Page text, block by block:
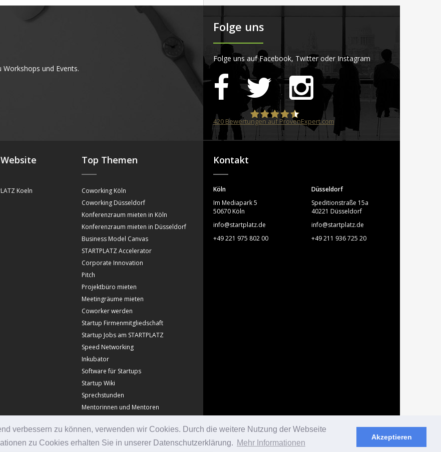
verbessern zu können, verwenden wir Cookies. Durch die weitere Nutzung der Webseite
zu Cookies erhalten Sie in unserer Datenschutzerklärung. Mehr Informationen
Akzeptieren
und Events.
Folge uns
Folge uns auf Facebook, Twitter oder Instagram
STARTPLATZ
420Bewertungen auf ProvenExpert.com
Koeln
Top Themen
Coworking Köln
Coworking Düsseldorf
Konferenzraum mieten in Köln
Konferenzraum mieten in Düsseldorf
Business Model Canvas
STARTPLATZ Accelerator
Corporate Innovation
Pitch
Projektbüro mieten
Meetingräume mieten
Coworker werden
Startup Firmenmitgliedschaft
Startup Jobs am STARTPLATZ
Speed Networking
Inkubator
Software für Startups
Startup Wiki
Sprechstunden
Mentorinnen und Mentoren
Kontakt
Köln
Im Mediapark 5
50670 Köln
info@startplatz.de
+49 221 975 802 00
Düsseldorf
Speditionstraße 15a
40221 Düsseldorf
info@startplatz.de
+49 211 936 725 20
© Copyright Startplatz 2026